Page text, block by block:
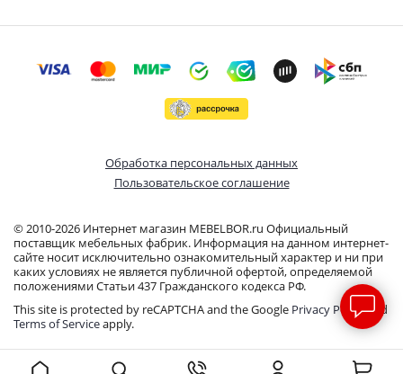
© 2010-2026 Интернет магазин MEBELBOR.ru Официальный
поставщик мебельных фабрик. Информация на данном интернет-
сайте носит исключительно ознакомительный характер и ни при
каких условиях не является публичной офертой, определяемой
положениями Статьи 437 Гражданского кодекса РФ.
This site is protected by reCAPTCHA and the Google Privacy Policyand
Terms of Serviceapply.
Обработка персональных данных
Пользовательское соглашение